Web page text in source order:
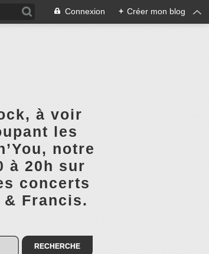
Connexion + Créer mon blog
à voir
les
notre
à 20h sur
concerts
Francis.